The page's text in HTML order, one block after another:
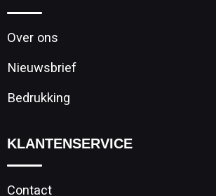
Over ons
Nieuwsbrief
Bedrukking
KLANTENSERVICE
Contact